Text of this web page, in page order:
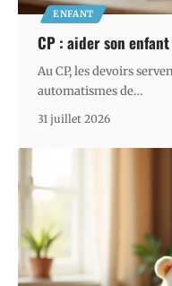
ENFANT
CP : aider son
Au CP, les devoirs
automatismes de…
31 juillet 2026